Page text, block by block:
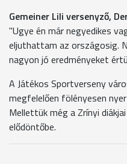
Gemeiner Lili versenyző,
"Ugye én már negyedikes
eljuthattam az országosig.
nagyon jó eredményeket
A Játékos Sportverseny
megfelelően fölényesen
Mellettük még a Zrínyi
elődöntőbe.